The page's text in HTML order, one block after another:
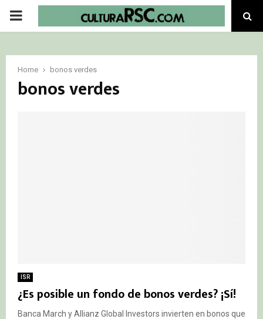
PRIMARY
Home bonos verdes
bonos verdes
ISR
¿Es posible un fondo de bonos verdes? ¡Sí!
Banca March y Allianz Global Investors invierten en bonos que